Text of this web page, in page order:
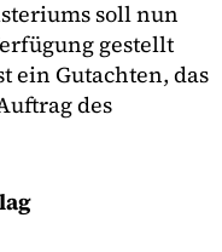
soll nun
gestellt
ein Gutachten, das
des